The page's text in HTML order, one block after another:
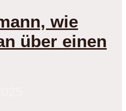
wie
über einen